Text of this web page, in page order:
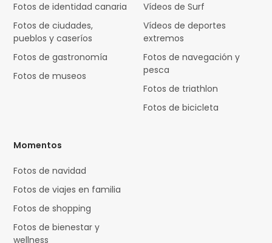
Fotos de identidad canaria
Fotos de ciudades,
pueblos y caseríos
Fotos de gastronomía
Fotos de museos
Vídeos de Surf
Vídeos de deportes
extremos
Fotos de navegación y
pesca
Fotos de triathlon
Fotos de bicicleta
Momentos
Fotos de navidad
Fotos de viajes en familia
Fotos de shopping
Fotos de bienestar y
wellness